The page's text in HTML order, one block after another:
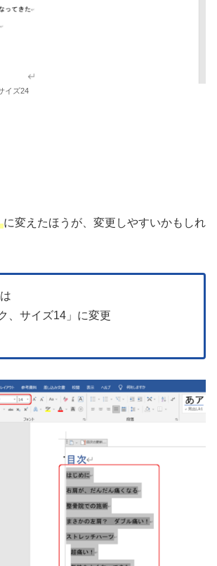
イズ24
に変えたほうが、変更しやすいかもしれ
、サイズ14」に変更